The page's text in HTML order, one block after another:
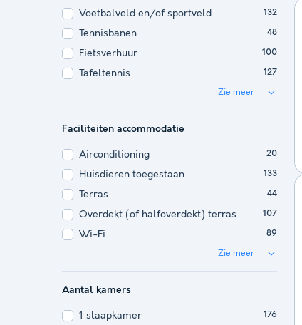
Voetbalveld en/of sportveld 132
Tennisbanen 48
Fietsverhuur 100
Tafeltennis 127
Zie meer
Faciliteiten accommodatie
Airconditioning 20
Huisdieren toegestaan 133
Terras 44
Overdekt (of halfoverdekt) terras 107
Wi-Fi 89
Zie meer
Aantal kamers
1 slaapkamer 176